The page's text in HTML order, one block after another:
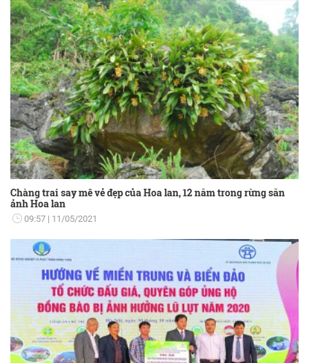
Chàng trai say mê vẻ đẹp của Hoa lan, 12 năm trong rừng săn
ảnh Hoa lan
09:57 11/05/2021